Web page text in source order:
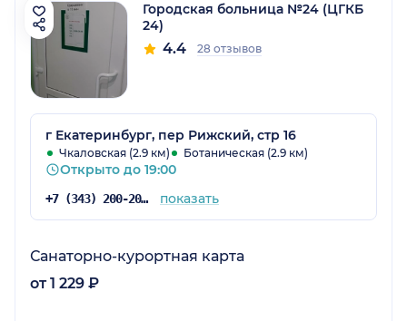
Городская больница №24 (ЦГКБ
24)
4.4 28 отзывов
г Екатеринбург, пер Рижский, стр 16
Чкаловская (2.9 км) Ботаническая (2.9 км)
Открыто до 19:00
+7 (343) 200-20-99 показать
Санаторно-курортная карта
от 1 229 ₽